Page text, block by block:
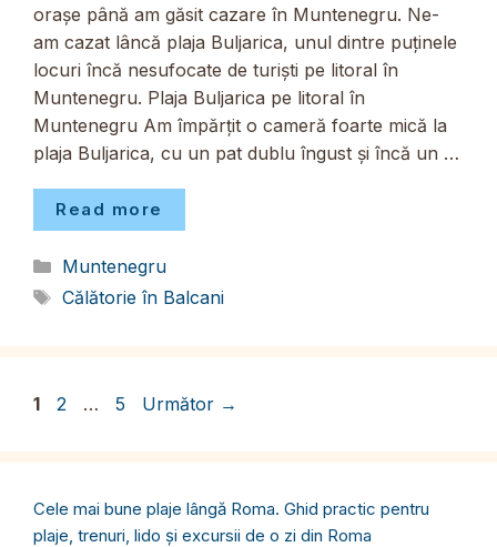
orașe până am găsit cazare în Muntenegru. Ne-
am cazat lâncă plaja Buljarica, unul dintre puținele
locuri încă nesufocate de turiști pe litoral în
Muntenegru. Plaja Buljarica pe litoral în
Muntenegru Am împărțit o cameră foarte mică la
plaja Buljarica, cu un pat dublu îngust și încă un …
Read more
Categorii
Muntenegru
Etichete
Călătorie în Balcani
Pagina
1 Pagina
2 … Pagina
5 Următor →
Cele mai bune plaje lângă Roma. Ghid practic pentru
plaje, trenuri, lido și excursii de o zi din Roma